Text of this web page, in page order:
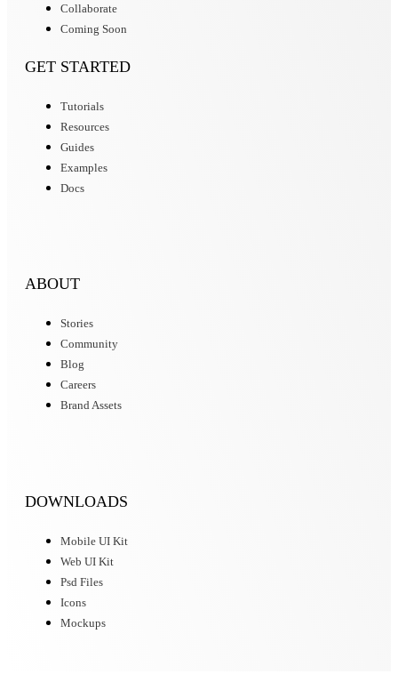
Collaborate
Coming Soon
GET STARTED
Tutorials
Resources
Guides
Examples
Docs
ABOUT
Stories
Community
Blog
Careers
Brand Assets
DOWNLOADS
Mobile UI Kit
Web UI Kit
Psd Files
Icons
Mockups